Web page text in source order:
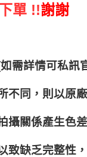
單 !!謝謝
需詳情可私訊
不同，則以原
攝關係產生色
致缺乏完整性